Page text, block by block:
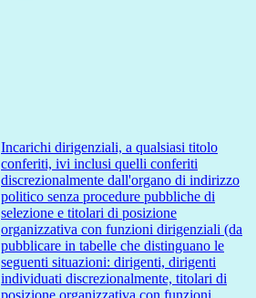
Incarichi dirigenziali, a qualsiasi titolo
conferiti, ivi inclusi quelli conferiti
discrezionalmente dall'organo di indirizzo
politico senza procedure pubbliche di
selezione e titolari di posizione
organizzativa con funzioni dirigenziali (da
pubblicare in tabelle che distinguano le
seguenti situazioni: dirigenti, dirigenti
individuati discrezionalmente, titolari di